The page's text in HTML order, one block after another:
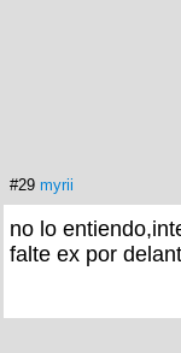
#29 myrii
no lo
falte ex por